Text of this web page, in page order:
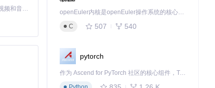
MiniMax H3 是一个通用的全模态生成系统。它支持对由文本、图像、视频和音频组成的多模态上下文进行统一理解，并能生成分辨率高达 2K、时长可达 15 秒的带原生立体声音频的视频。得益于面向任务泛化的系统设计，H3 在预训练阶段就已具备广泛的多模态上下文理解与生成能力，能够出色地执行复杂的多模态指令。
openEuler内核是openEuler操作系统的核心，既是系统性能与稳定性的基石，也是连接处理器、设备与服务的桥梁。
C
507 540
pytorch
作为 Ascend for PyTorch 社区的核心组件，TorchNPU 是昇腾专为 PyTorch 打造的深度学习适配插件，使 PyTorch 框架能够直接调用昇腾 NPU，为开发者提供昇腾 AI 处理器的超强算力。